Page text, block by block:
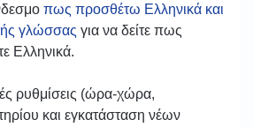
πως προσθέτω Ελληνικά και
γλώσσας για να δείτε πως
Ελληνικά.
ρυθμίσεις (ώρα-χώρα,
και εγκατάσταση νέων